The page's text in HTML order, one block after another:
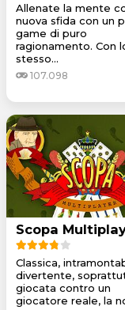
Allenate la mente
nuova sfida con un
game di puro
ragionamento. Con
stesso...
107.098
Scopa
Classica,
divertente,
giocata contro un
giocatore reale, la